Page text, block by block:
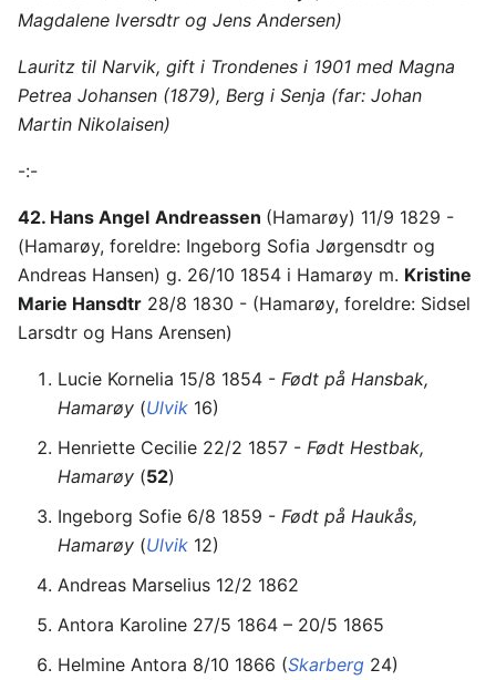
Magdalene Iversdtr og Jens Andersen)
Lauritz til Narvik, gift i Trondenes i 1901 med Magna
Petrea Johansen (1879), Berg i Senja (far: Johan
Martin Nikolaisen)
-:-
42. Hans Angel Andreassen (Hamarøy) 11/9 1829 -
(Hamarøy, foreldre: Ingeborg Sofia Jørgensdtr og
Andreas Hansen) g. 26/10 1854 i Hamarøy m. Kristine
Marie Hansdtr 28/8 1830 - (Hamarøy, foreldre: Sidsel
Larsdtr og Hans Arensen)
Lucie Kornelia 15/8 1854 - Født på Hansbak,
Hamarøy (Ulvik 16)
Henriette Cecilie 22/2 1857 - Født Hestbak,
Hamarøy (52)
Ingeborg Sofie 6/8 1859 - Født på Haukås,
Hamarøy (Ulvik 12)
Andreas Marselius 12/2 1862
Antora Karoline 27/5 1864 – 20/5 1865
Helmine Antora 8/10 1866 (Skarberg 24)